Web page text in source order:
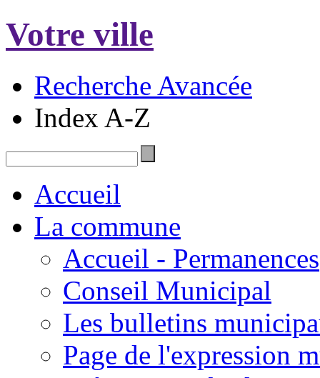
Votre ville
Recherche Avancée
Index A-Z
Accueil
La commune
Accueil - Permanences
Conseil Municipal
Les bulletins
Page de l'expression